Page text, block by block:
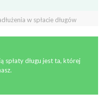
w spłacie długów
spłaty długu jest ta, której